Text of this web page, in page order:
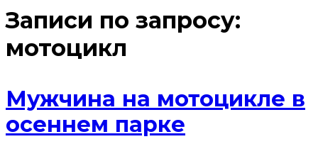
Записи по запросу:
мотоцикл
Мужчина на мотоцикле в
осеннем парке